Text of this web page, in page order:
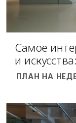
Самое
и
ПЛАН НА